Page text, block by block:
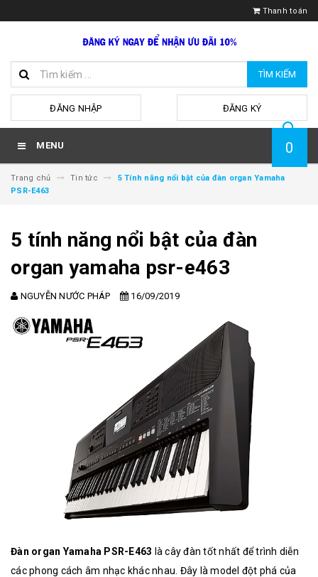
Thanh toán
TÌM KIẾM
ĐĂNG NHẬP ĐĂNG KÝ
MENU 0
Trang chủ Tin tức
5 Tính năng nổi bật của đàn organ Yamaha
PSR-E463
5 tính năng nổi bật của đàn
organ yamaha psr-e463
NGUYỄN NƯỚC PHÁP 16/09/2019
Đàn organ Yamaha PSR-E463 là cây đàn tốt nhất để trình diễn
các phong cách âm nhạc khác nhau. Đây là model đột phá của